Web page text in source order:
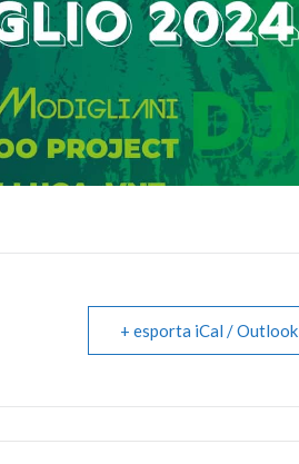
+ esporta iCal / Outlook